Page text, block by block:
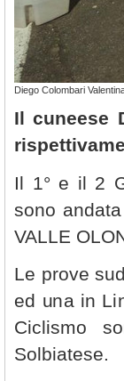
Diego Colombari
Il cuneese
Il 1° e il 2
sono andata
VALLE
Le prove
ed una in
Ciclismo
Solbiatese.